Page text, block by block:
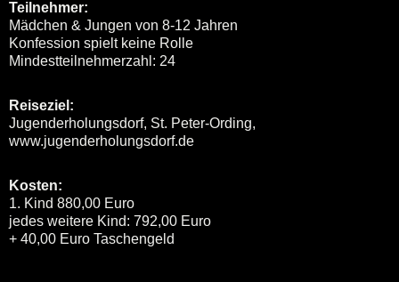
Teilnehmer:
Mädchen & Jungen von 8-12 Jahren
Konfession spielt keine Rolle
Mindestteilnehmerzahl: 24
Reiseziel:
Jugenderholungsdorf, St. Peter-Ording,
www.jugenderholungsdorf.de
Kosten:
1. Kind 880,00 Euro
jedes weitere Kind: 792,00 Euro
+ 40,00 Euro Taschengeld